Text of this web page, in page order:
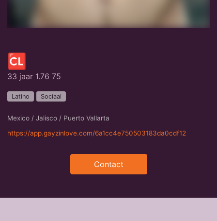
🆑
33 jaar 1.76 75
Latino Sociaal
Mexico / Jalisco / Puerto Vallarta
https://app.gayzinlove.com/6a1cc4e750503183da0cdf12
Contact